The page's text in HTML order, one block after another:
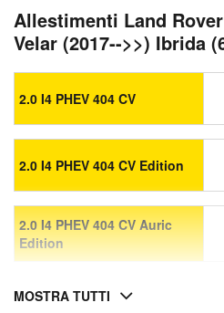
Allestimenti Land
Velar (2017-->>) Ibrida
2.0 I4 PHEV 404 CV
2.0 I4 PHEV 404 CV Edition
2.0 I4 PHEV 404 CV Auric
Edition
MOSTRA TUTTI